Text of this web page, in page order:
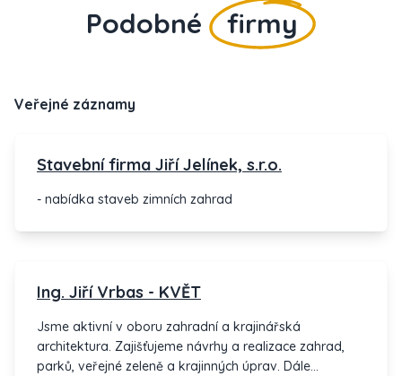
Podobné firmy
Veřejné záznamy
Stavební firma Jiří Jelínek, s.r.o.
- nabídka staveb zimních zahrad
Ing. Jiří Vrbas - KVĚT
Jsme aktivní v oboru zahradní a krajinářská
architektura. Zajišťujeme návrhy a realizace zahrad,
parků, veřejné zeleně a krajinných úprav. Dále